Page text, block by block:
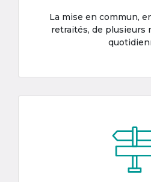
La mise en commun,
retraités, de plusieurs